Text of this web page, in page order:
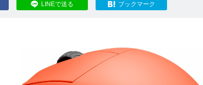
LINEで送る ブックマーク